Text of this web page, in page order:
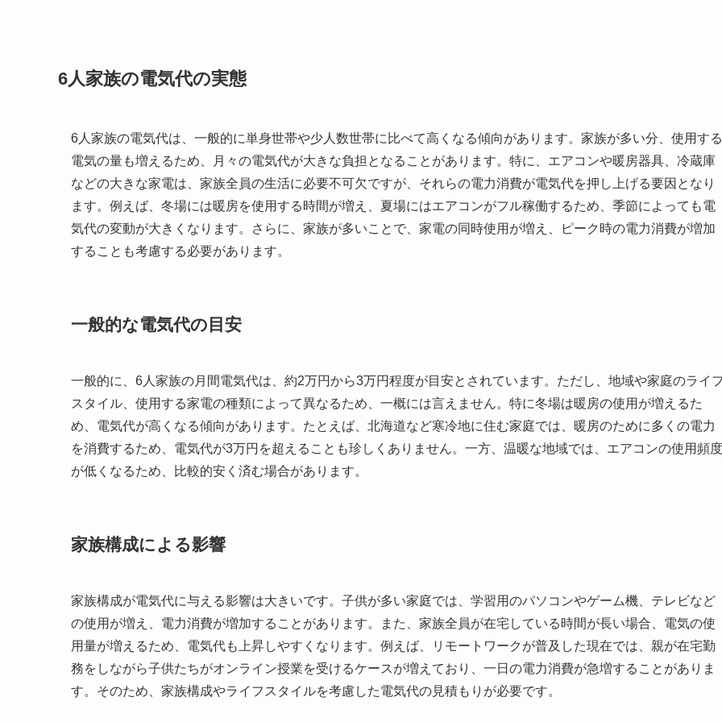
6人家族の電気代の実態
6人家族の電気代は、一般的に単身世帯や少人数世帯に比べて高くなる傾向があります。家族が多い分、使用する
電気の量も増えるため、月々の電気代が大きな負担となることがあります。特に、エアコンや暖房器具、冷蔵庫
などの大きな家電は、家族全員の生活に必要不可欠ですが、それらの電力消費が電気代を押し上げる要因となり
ます。例えば、冬場には暖房を使用する時間が増え、夏場にはエアコンがフル稼働するため、季節によっても電
気代の変動が大きくなります。さらに、家族が多いことで、家電の同時使用が増え、ピーク時の電力消費が増加
することも考慮する必要があります。
一般的な電気代の目安
一般的に、6人家族の月間電気代は、約2万円から3万円程度が目安とされています。ただし、地域や家庭のライ
スタイル、使用する家電の種類によって異なるため、一概には言えません。特に冬場は暖房の使用が増えるた
め、電気代が高くなる傾向があります。たとえば、北海道など寒冷地に住む家庭では、暖房のために多くの電力
を消費するため、電気代が3万円を超えることも珍しくありません。一方、温暖な地域では、エアコンの使用頻度
が低くなるため、比較的安く済む場合があります。
家族構成による影響
家族構成が電気代に与える影響は大きいです。子供が多い家庭では、学習用のパソコンやゲーム機、テレビなど
の使用が増え、電力消費が増加することがあります。また、家族全員が在宅している時間が長い場合、電気の使
用量が増えるため、電気代も上昇しやすくなります。例えば、リモートワークが普及した現在では、親が在宅勤
務をしながら子供たちがオンライン授業を受けるケースが増えており、一日の電力消費が急増することがありま
す。そのため、家族構成やライフスタイルを考慮した電気代の見積もりが必要です。